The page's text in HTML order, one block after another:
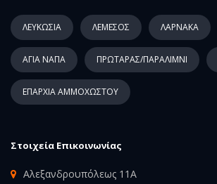
ΛΕΥΚΩΣΙΑ ΛΕΜΕΣΟΣ ΛΑΡΝΑΚΑ
ΑΓΙΑ ΝΑΠΑ ΠΡΩΤΑΡΑΣ/ΠΑΡΑΛΙΜΝΙ
ΕΠΑΡΧΙΑ ΑΜΜΟΧΩΣΤΟΥ
Στοιχεία Επικοινωνίας
Αλεξανδρουπόλεως 11Α